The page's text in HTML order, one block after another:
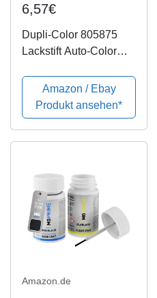
6,57€
Dupli-Color 805875
Lackstift Auto-Color
12ml, Blue
Amazon / Ebay
Produkt ansehen*
Amazon.de